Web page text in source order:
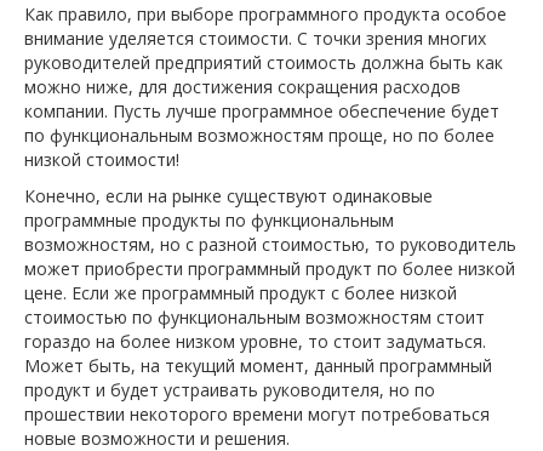
Как правило, при выборе программного продукта особое
внимание уделяется стоимости. С точки зрения многих
руководителей предприятий стоимость должна быть как
можно ниже, для достижения сокращения расходов
компании. Пусть лучше программное обеспечение будет
по функциональным возможностям проще, но по более
низкой стоимости!
Конечно, если на рынке существуют одинаковые
программные продукты по функциональным
возможностям, но с разной стоимостью, то руководитель
может приобрести программный продукт по более низкой
цене. Если же программный продукт с более низкой
стоимостью по функциональным возможностям стоит
гораздо на более низком уровне, то стоит задуматься.
Может быть, на текущий момент, данный программный
продукт и будет устраивать руководителя, но по
прошествии некоторого времени могут потребоваться
новые возможности и решения.